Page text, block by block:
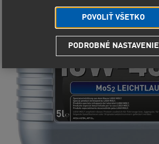
POVOLIŤ VŠETKO
PODROBNÉ NASTAVENIE